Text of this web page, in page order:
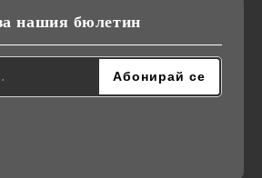
нашия бюлетин